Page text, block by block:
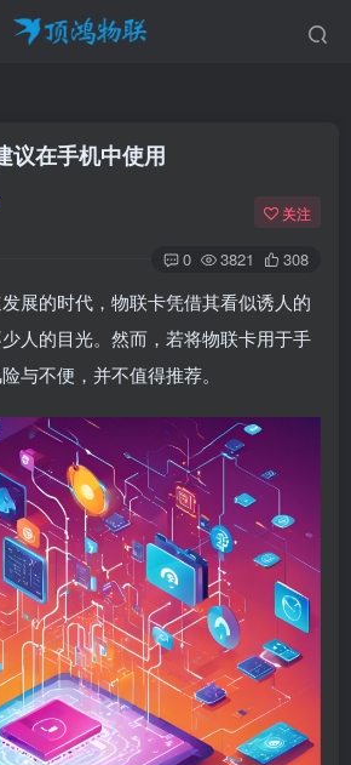
议在手机中使用
关注
0 3821 308
展的时代，物联卡凭借其看似诱人的
人的目光。然而，若将物联卡用于手
与不便，并不值得推荐。